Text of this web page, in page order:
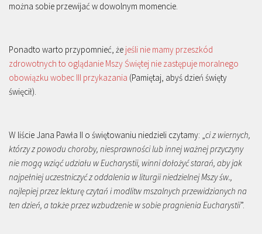
można sobie przewijać w dowolnym momencie.
Ponadto warto przypomnieć, że jeśli nie mamy przeszkód
zdrowotnych to oglądanie Mszy Świętej nie zastępuje moralnego
obowiązku wobec III przykazania (Pamiętaj, abyś dzień święty
święcił).
W liście Jana Pawła II o świętowaniu niedzieli czytamy: „ci z wiernych,
którzy z powodu choroby, niesprawności lub innej ważnej przyczyny
nie mogą wziąć udziału w Eucharystii, winni dołożyć starań, aby jak
najpełniej uczestniczyć z oddalenia w liturgii niedzielnej Mszy św.,
najlepiej przez lekturę czytań i modlitw mszalnych przewidzianych na
ten dzień, a także przez wzbudzenie w sobie pragnienia Eucharystii”.